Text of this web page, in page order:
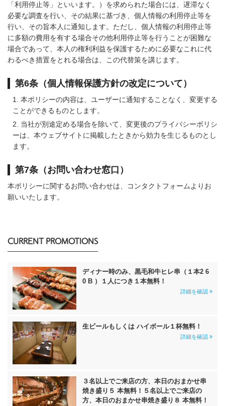
「利用停止等」といいます。）を求められた場合には、遅滞なく
必要な調査を行い、その結果に基づき、個人情報の利用停止等を
行い、その旨本人に通知します。ただし、個人情報の利用停止等
に多額の費用を有する場合その他利用停止等を行うことが困難な
場合であって、本人の権利利益を保護するために必要なこれに代
わるべき措置をとれる場合は、この代替策を講じます。
第6条（個人情報保護方針の改定について）
本ポリシーの内容は、ユーザーに通知することなく、変更する
ことができるものとします。
当社が別途定める場合を除いて、変更後のプライバシーポリシ
ーは、本ウェブサイトに掲載したときから効力を生じるものとし
ます。
第7条（お問い合わせ窓口）
本ポリシーに関するお問い合わせは、コンタクトフォームよりお
願いいたします。
CURRENT PROMOTIONS
ディナー時のみ、黒毛和牛ヒレ串（１本2 6
0 B ）１人につき１本無料！
詳細を確認
生ビールもしくは ハイボール１杯無料！
詳細を確認
３名以上でご来店の方、本日のおまかせ串
焼き盛り５ 本無料！５名以上でご来店の
方、本日のおまかせ串焼き盛り８ 本無料！